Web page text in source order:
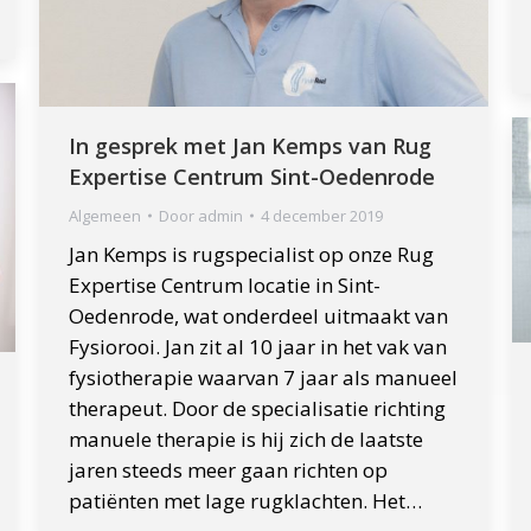
In gesprek met Jan Kemps van Rug
Expertise Centrum Sint-Oedenrode
Algemeen Door admin 4 december 2019
Jan Kemps is rugspecialist op onze Rug
Expertise Centrum locatie in Sint-
Oedenrode, wat onderdeel uitmaakt van
Fysiorooi. Jan zit al 10 jaar in het vak van
fysiotherapie waarvan 7 jaar als manueel
therapeut. Door de specialisatie richting
manuele therapie is hij zich de laatste
jaren steeds meer gaan richten op
patiënten met lage rugklachten. Het…